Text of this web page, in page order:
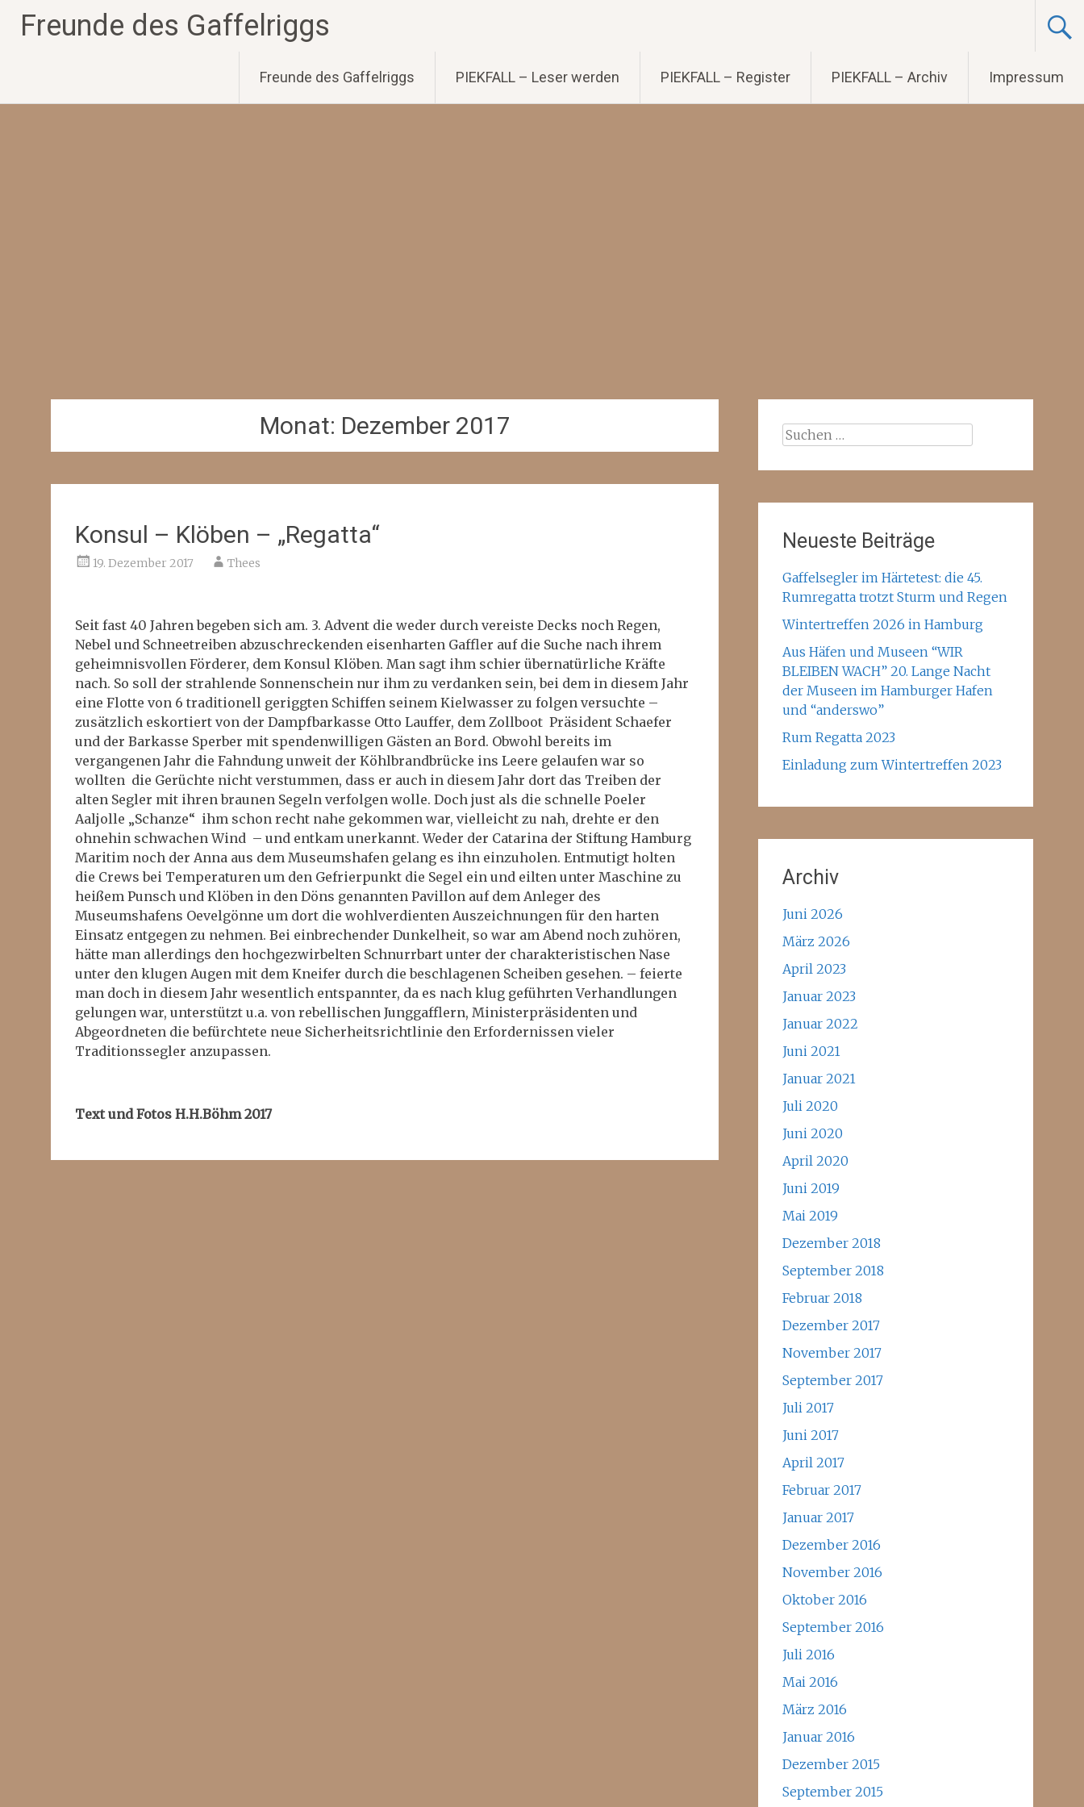
InhaltFreunde des Gaffelriggs
Freunde des Gaffelriggs PIEKFALL – Leser werden PIEKFALL – Register PIEKFALL – Archiv Impressum
Monat: Dezember 2017
Konsul – Klöben – „Regatta“
19. Dezember 2017 Thees
Seit fast 40 Jahren begeben sich am. 3. Advent die weder durch vereiste Decks noch Regen,
Nebel und Schneetreiben abzuschreckenden eisenharten Gaffler auf die Suche nach ihrem
geheimnisvollen Förderer, dem Konsul Klöben. Man sagt ihm schier übernatürliche Kräfte
nach. So soll der strahlende Sonnenschein nur ihm zu verdanken sein, bei dem in diesem Jahr
eine Flotte von 6 traditionell geriggten Schiffen seinem Kielwasser zu folgen versuchte –
zusätzlich eskortiert von der Dampfbarkasse Otto Lauffer, dem Zollboot Präsident Schaefer
und der Barkasse Sperber mit spendenwilligen Gästen an Bord. Obwohl bereits im
vergangenen Jahr die Fahndung unweit der Köhlbrandbrücke ins Leere gelaufen war so
wollten die Gerüchte nicht verstummen, dass er auch in diesem Jahr dort das Treiben der
alten Segler mit ihren braunen Segeln verfolgen wolle. Doch just als die schnelle Poeler
Aaljolle „Schanze“ ihm schon recht nahe gekommen war, vielleicht zu nah, drehte er den
ohnehin schwachen Wind – und entkam unerkannt. Weder der Catarina der Stiftung Hamburg
Maritim noch der Anna aus dem Museumshafen gelang es ihn einzuholen. Entmutigt holten
die Crews bei Temperaturen um den Gefrierpunkt die Segel ein und eilten unter Maschine zu
heißem Punsch und Klöben in den Döns genannten Pavillon auf dem Anleger des
Museumshafens Oevelgönne um dort die wohlverdienten Auszeichnungen für den harten
Einsatz entgegen zu nehmen. Bei einbrechender Dunkelheit, so war am Abend noch zuhören,
hätte man allerdings den hochgezwirbelten Schnurrbart unter der charakteristischen Nase
unter den klugen Augen mit dem Kneifer durch die beschlagenen Scheiben gesehen. – feierte
man doch in diesem Jahr wesentlich entspannter, da es nach klug geführten Verhandlungen
gelungen war, unterstützt u.a. von rebellischen Junggafflern, Ministerpräsidenten und
Abgeordneten die befürchtete neue Sicherheitsrichtlinie den Erfordernissen vieler
Traditionssegler anzupassen.
Text und Fotos H.H.Böhm 2017
Suchen
Neueste Beiträge
Gaffelsegler im Härtetest: die 45.
Rumregatta trotzt Sturm und Regen
Wintertreffen 2026 in Hamburg
Aus Häfen und Museen “WIR
BLEIBEN WACH” 20. Lange Nacht
der Museen im Hamburger Hafen
und “anderswo”
Rum Regatta 2023
Einladung zum Wintertreffen 2023
Archiv
Juni 2026
März 2026
April 2023
Januar 2023
Januar 2022
Juni 2021
Januar 2021
Juli 2020
Juni 2020
April 2020
Juni 2019
Mai 2019
Dezember 2018
September 2018
Februar 2018
Dezember 2017
November 2017
September 2017
Juli 2017
Juni 2017
April 2017
Februar 2017
Januar 2017
Dezember 2016
November 2016
Oktober 2016
September 2016
Juli 2016
Mai 2016
März 2016
Januar 2016
Dezember 2015
September 2015